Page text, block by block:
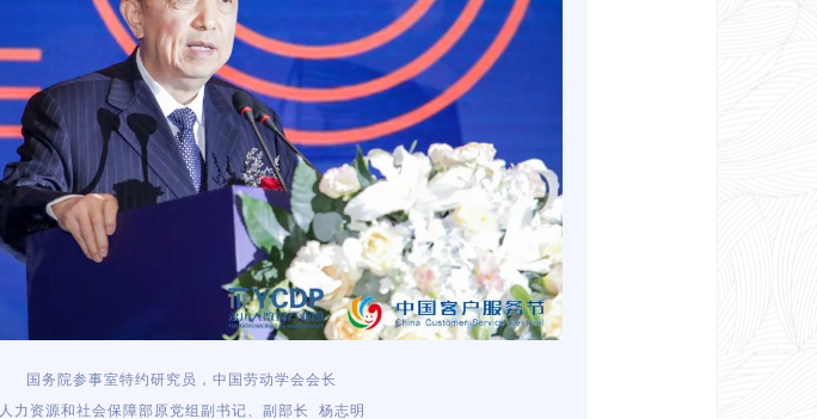
国务院参事室特约研究员，中国劳动学会会长
人力资源和社会保障部原党组副书记、副部长 杨志明